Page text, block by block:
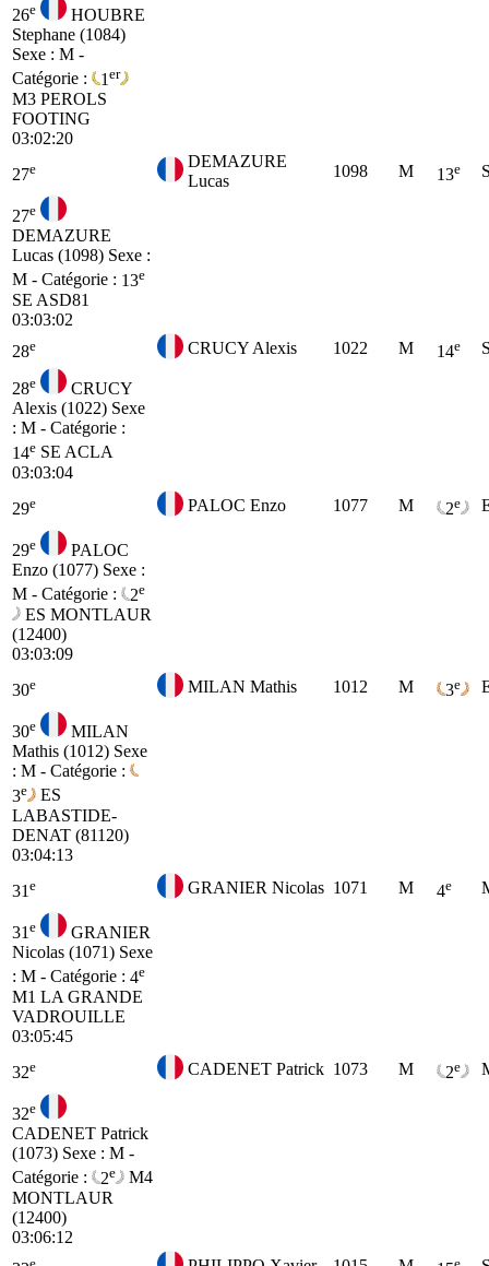
26e
HOUBRE
Stephane (1084)
Sexe : M -
Catégorie :
1 er
M3 PEROLS
FOOTING
03:02:20
27e
DEMAZURE
Lucas
1098 M 13e
27e
DEMAZURE
Lucas (1098) Sexe :
M - Catégorie : 13e
SE ASD81
03:03:02
28e CRUCY Alexis 1022 M 14e
28e
CRUCY
Alexis (1022) Sexe
: M - Catégorie :
14e SE ACLA
03:03:04
29e PALOC Enzo 1077 M 2e
29e
PALOC
Enzo (1077) Sexe :
M - Catégorie :
2e
ES MONTLAUR
(12400)
03:03:09
30e MILAN Mathis 1012 M 3e
30e
MILAN
Mathis (1012) Sexe
: M - Catégorie :
3e
ES
LABASTIDE-
DENAT (81120)
03:04:13
31 e GRANIER Nicolas 1071 M 4e
31 e
GRANIER
Nicolas (1071) Sexe
: M - Catégorie : 4e
M1 LA GRANDE
VADROUILLE
03:05:45
32e CADENET Patrick 1073 M 2e
32e
CADENET Patrick
(1073) Sexe : M -
Catégorie :
2e
M4
MONTLAUR
(12400)
03:06:12
e e